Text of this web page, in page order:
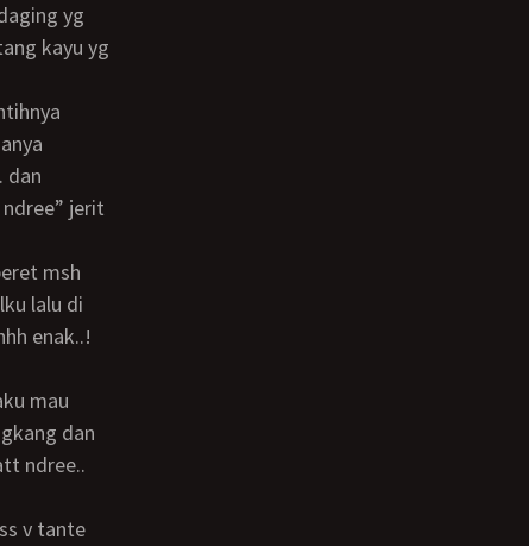
yg
kayu yg
dan
jerit
lalu di
enak..!
dan
ndree..